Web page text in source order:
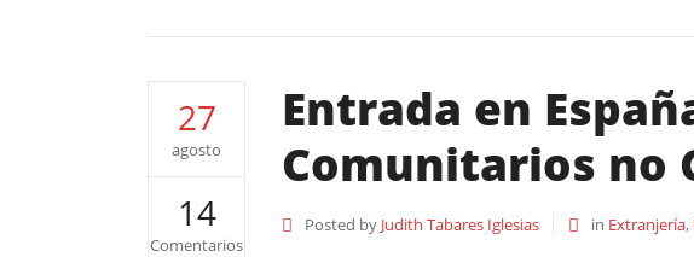
27
agosto
14
Comentarios
Entrada en
Comunitarios no
Posted by Judith Tabares Iglesias in Extranjería,